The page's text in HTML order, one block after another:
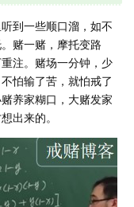
到一些顺口溜，如不
赌一赌，摩托变路
注。赌场一分钟，少
怕输了苦，就怕戒了
养家糊口，大赌发家
出来的。